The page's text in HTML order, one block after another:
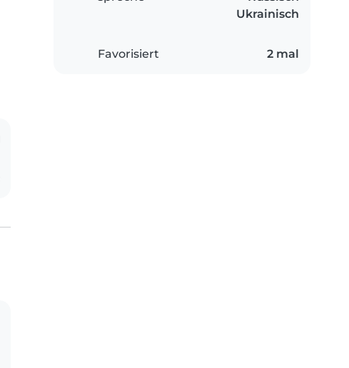
Ukrainisch
Favorisiert 2 mal